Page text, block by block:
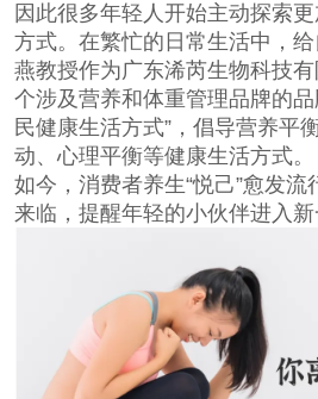
因此很多年轻人开始主动探索
方式。在繁忙的日常生活中，给
燕教授作为广东浠芮生物科技
个涉及营养和体重管理品牌的
民健康生活方式”，倡导营养平
动、心理平衡等健康生活方式。
如今，消费者养生“悦己”愈发
来临，提醒年轻的小伙伴进入新